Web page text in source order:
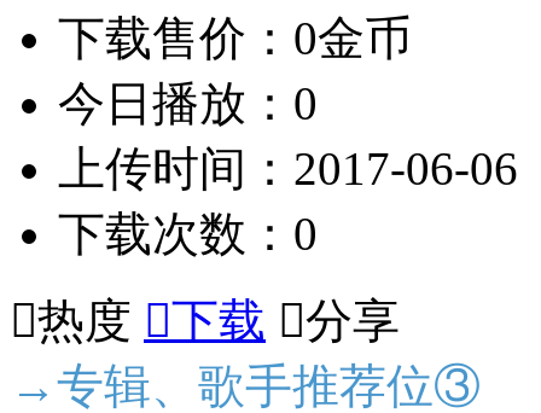
下载售价：0金币
今日播放：0
上传时间：2017-06-06
下载次数：0
热度 下载 分享
→专辑、歌手推荐位③